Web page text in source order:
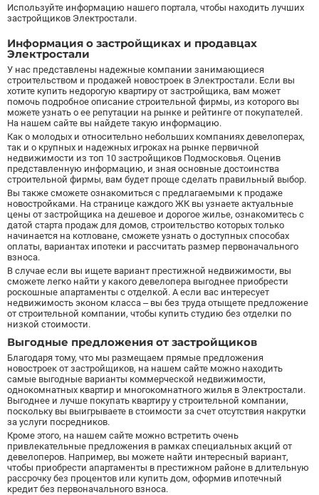
Используйте информацию нашего портала, чтобы находить лучших
застройщиков Электростали.
Информация о застройщиках и продавцах
Электростали
У нас представлены надежные компании занимающиеся
строительством и продажей новостроек в Электростали. Если вы
хотите купить недорогую квартиру от застройщика, вам может
помочь подробное описание строительной фирмы, из которого вы
можете узнать о ее репутации на рынке и рейтинге от покупателей.
На нашем сайте вы найдете такую информацию.
Как о молодых и относительно небольших компаниях девелоперах,
так и о крупных и надежных игроках на рынке первичной
недвижимости из топ 10 застройщиков Подмосковья. Оценив
представленную информацию, и зная основные достоинства
строительной фирмы, вам будет проще сделать правильный выбор.
Вы также сможете ознакомиться с предлагаемыми к продаже
новостройками. На странице каждого ЖК вы узнаете актуальные
цены от застройщика на дешевое и дорогое жилье, ознакомитесь с
датой старта продаж для домов, строительство которых только
начинается на котловане, сможете узнать о доступных способах
оплаты, вариантах ипотеки и рассчитать размер первоначального
взноса.
В случае если вы ищете вариант престижной недвижимости, вы
сможете легко найти у какого девелопера выгоднее приобрести
роскошные апартаменты с отделкой. А если вас интересует
недвижимость эконом класса – вы без труда отыщете предложение
от строительной компании, чтобы купить студию без отделки по
низкой стоимости.
Выгодные предложения от застройщиков
Благодаря тому, что мы размещаем прямые предложения
новостроек от застройщиков, на нашем сайте можно находить
самые выгодные варианты коммерческой недвижимости,
однокомнатных квартир и многокомнатного жилья в Электростали.
Выгоднее и лучше покупать квартиру у строительной компании,
поскольку вы выигрываете в стоимости за счет отсутствия накрутки
за услуги посредников.
Кроме этого, на нашем сайте можно встретить очень
привлекательные предложения в рамках специальных акций от
девелоперов. Например, вы можете найти интересный вариант,
чтобы приобрести апартаменты в престижном районе в длительную
рассрочку без процентов или купить дом, оформив ипотечный
кредит без первоначального взноса.